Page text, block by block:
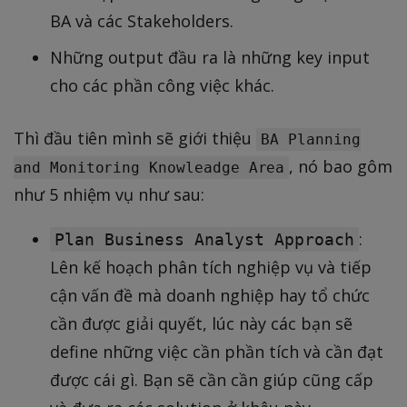
BA và các Stakeholders.
Những output đầu ra là những key input
cho các phần công việc khác.
Thì đầu tiên mình sẽ giới thiệu
BA Planning
and Monitoring Knowleadge Area , nó bao gôm
như 5 nhiệm vụ như sau:
Plan Business Analyst Approach :
Lên kế hoạch phân tích nghiệp vụ và tiếp
cận vấn đề mà doanh nghiệp hay tổ chức
cần được giải quyết, lúc này các bạn sẽ
define những việc cần phần tích và cần đạt
được cái gì. Bạn sẽ cần cần giúp cũng cấp